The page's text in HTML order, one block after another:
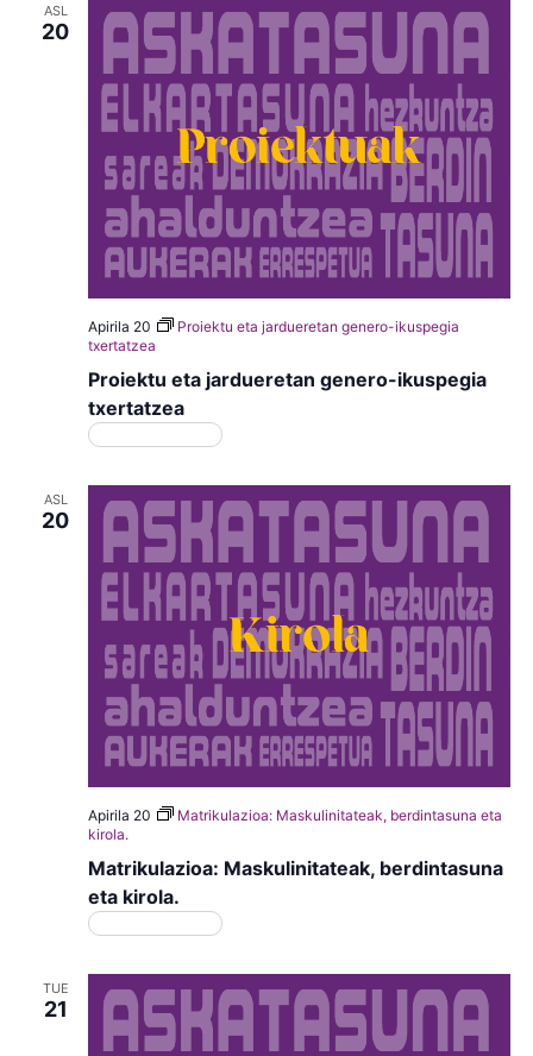
ASL
20
Proiektu eta jardueretan genero-ikuspegia
txertatzea
Apirila 20
Proiektu eta jardueretan genero-ikuspegia
txertatzea
ASL
20
Matrikulazioa: Maskulinitateak, berdintasuna
eta kirola.
Apirila 20
Matrikulazioa: Maskulinitateak, berdintasuna eta
kirola.
TUE
21